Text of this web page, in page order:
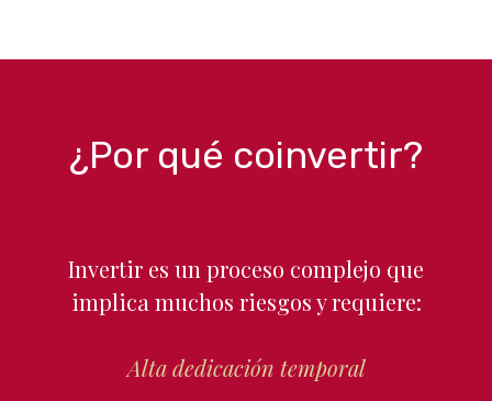
¿Por qué coinvertir?
Invertir es un proceso complejo que
implica muchos riesgos y requiere:
Alta dedicación temporal